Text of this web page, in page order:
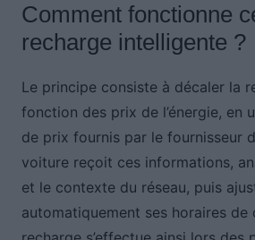
Comment fonctionne
recharge intelligente ?
Le principe consiste à décaler la
fonction des prix de l’énergie, en
de prix fournis par le fournisseur
voiture reçoit ces informations,
et le contexte du réseau, puis
automatiquement ses horaires de